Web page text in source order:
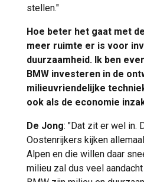
stellen."
Hoe beter het gaat met
meer ruimte er is voor
duurzaamheid. Ik ben
BMW investeren in de
milieuvriendelijke
ook als de economie
De Jong: "Dat zit er wel in.
Oostenrijkers kijken
Alpen en die willen daar
milieu zal dus veel